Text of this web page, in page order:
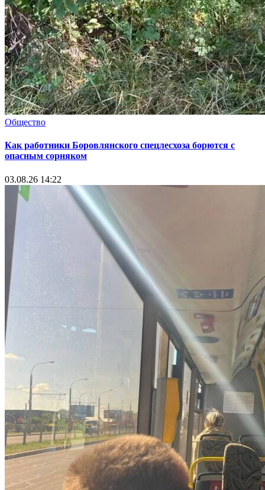
Общество
Как работники Боровлянского спецлесхоза борются с
опасным сорняком
03.08.26 14:22